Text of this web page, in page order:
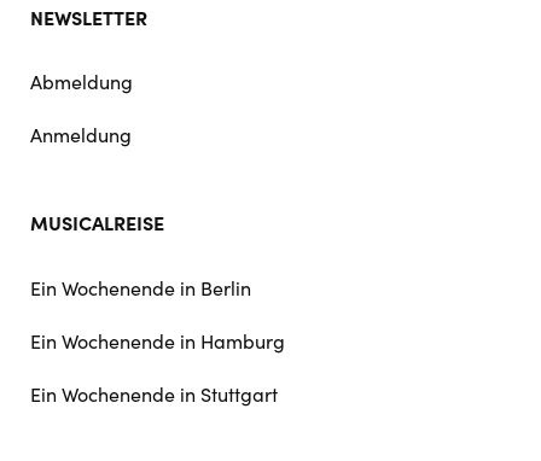
NEWSLETTER
Abmeldung
Anmeldung
MUSICALREISE
Ein Wochenende in Berlin
Ein Wochenende in Hamburg
Ein Wochenende in Stuttgart